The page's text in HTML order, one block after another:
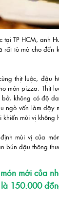
TP HCM, anh
tò mò cho đến
thịt luộc, đậu
món pizza. Thịt
không có độ
ngò vốn làm dậy
mùi vị không
mùi vị của
bún đậu thông
mới của
150.000